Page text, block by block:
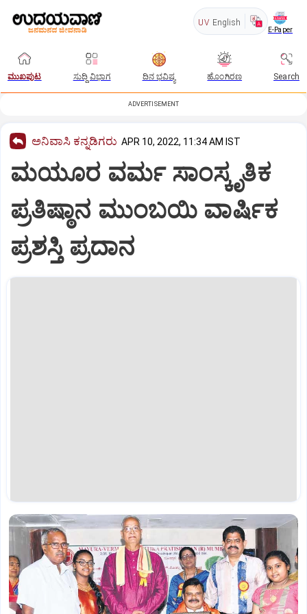
UV English
E-Paper
ಮುಖಪುಟ ಸುದ್ದಿ ವಿಭಾಗ ದಿನ ಭವಿಷ್ಯ ಹೊಂಗಿರಣ Search
ADVERTISEMENT
ಅನಿವಾಸಿ ಕನ್ನಡಿಗರು APR 10, 2022, 11:34 AM IST
ಮಯೂರ ವರ್ಮ ಸಾಂಸ್ಕೃತಿಕ
ಪ್ರತಿಷ್ಠಾನ ಮುಂಬಯಿ ವಾರ್ಷಿಕ
ಪ್ರಶಸ್ತಿ ಪ್ರದಾನ